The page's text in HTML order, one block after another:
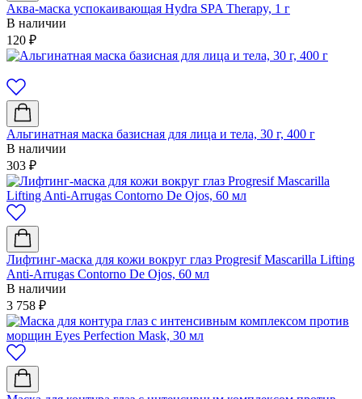
Аква-маска успокаивающая Hydra SPA Therapy, 1 г
В наличии
120 ₽
Альгинатная маска базисная для лица и тела, 30 г, 400 г
В наличии
303 ₽
Лифтинг-маска для кожи вокруг глаз Progresif Mascarilla Lifting
Anti-Arrugas Contorno De Ojos, 60 мл
В наличии
3 758 ₽